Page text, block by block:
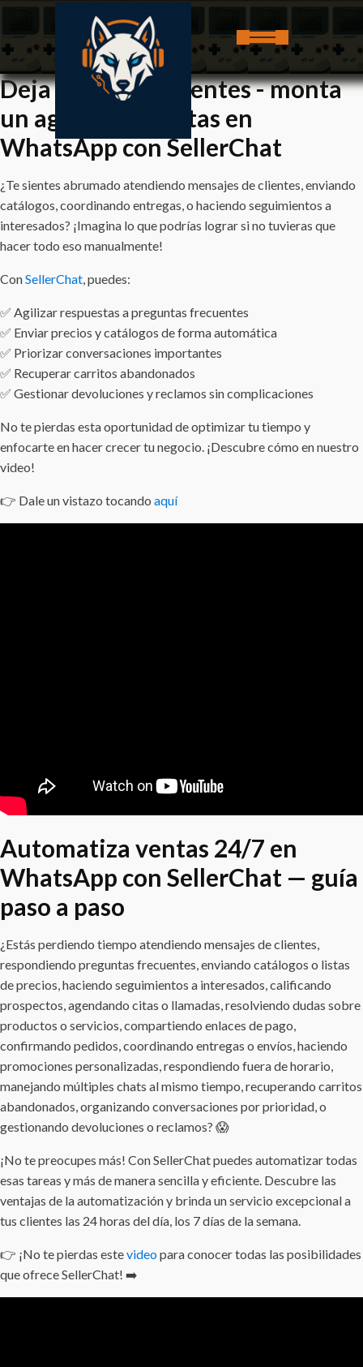
Deja de perder clientes - monta
un agente de ventas en
WhatsApp con SellerChat
¿Te sientes abrumado atendiendo mensajes de clientes, enviando
catálogos, coordinando entregas, o haciendo seguimientos a
interesados? ¡Imagina lo que podrías lograr si no tuvieras que
hacer todo eso manualmente!
ConSellerChat, puedes:
✅ Agilizar respuestas a preguntas frecuentes
✅ Enviar precios y catálogos de forma automática
✅ Priorizar conversaciones importantes
✅ Recuperar carritos abandonados
✅ Gestionar devoluciones y reclamos sin complicaciones
No te pierdas esta oportunidad de optimizar tu tiempo y
enfocarte en hacer crecer tu negocio. ¡Descubre cómo en nuestro
video!
👉 Dale un vistazo tocando aquí
Automatiza ventas 24/7 en
WhatsApp con SellerChat — guía
paso a paso
¿Estás perdiendo tiempo atendiendo mensajes de clientes,
respondiendo preguntas frecuentes, enviando catálogos o listas
de precios, haciendo seguimientos a interesados, calificando
prospectos, agendando citas o llamadas, resolviendo dudas sobre
productos o servicios, compartiendo enlaces de pago,
confirmando pedidos, coordinando entregas o envíos, haciendo
promociones personalizadas, respondiendo fuera de horario,
manejando múltiples chats al mismo tiempo, recuperando carritos
abandonados, organizando conversaciones por prioridad, o
gestionando devoluciones o reclamos? 😱
¡No te preocupes más! Con SellerChat puedes automatizar todas
esas tareas y más de manera sencilla y eficiente. Descubre las
ventajas de la automatización y brinda un servicio excepcional a
tus clientes las 24 horas del día, los 7 días de la semana.
👉 ¡No te pierdas estevideopara conocer todas las posibilidades
que ofrece SellerChat! ➡️